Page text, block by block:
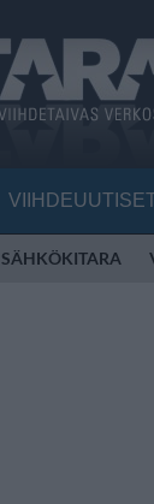
SÄHKÖKITARA